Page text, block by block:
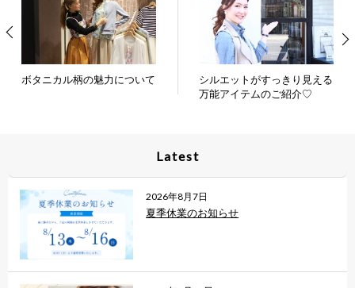
ボタニカル柄の魅力について
シルエットがすっきり見える
万能アイテムのご紹介♡
Latest
2026年8月7日
夏季休業のお知らせ